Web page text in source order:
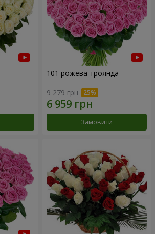
101 рожева троянда
9 279 грн
Замовити